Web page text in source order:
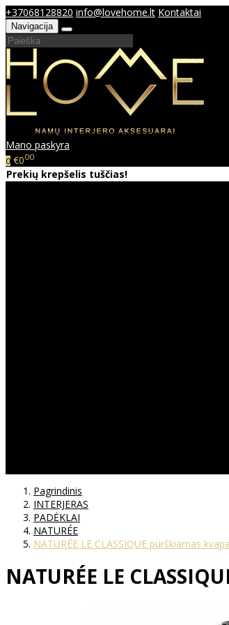
+37068128820 info@lovehome.lt Kontaktai
Navigacija
Mano paskyra
0 €000
Prekių krepšelis tuščias!
Pagrindinis
INTERJERAS
PADĖKLAI
NATURÉE
NATURÉE LE CLASSIQUE purškiamas
NATURÉE LE